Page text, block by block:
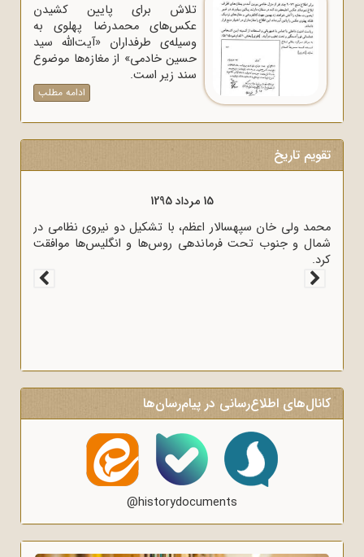
تلاش برای پایین کشیدن
عکس‌های محمدرضا پهلوی به
وسیله‌ی طرفداران «آیت‌الله سید
حسین خادمی» از مغازه‌ها موضوع
سند زیر است.
ادامه مطلب
تقویم تاریخ
15 مرداد 1295
محمد ولی خان سپهسالار اعظم، با تشکیل دو نیروی نظامی در
شمال و جنوب تحت فرماندهی روس‌ها و انگلیس‌ها موافقت
کرد.
کانال‌های اطلاع‌رسانی در پیام‌رسان‌ها
@historydocuments